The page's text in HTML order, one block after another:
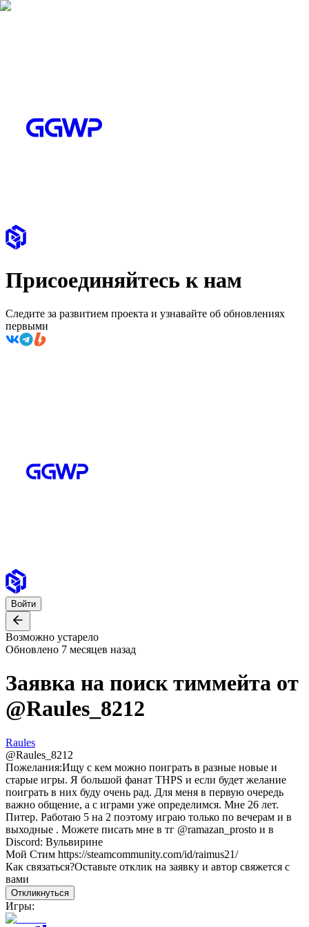
Присоединяйтесь к нам
Следите за развитием проекта и узнавайте об обновлениях
первыми
Войти
Возможно устарело
Обновлено 7 месяцев назад
Заявка на поиск тиммейта от
@Raules_8212
Raules
@Raules_8212
Пожелания:Ищу с кем можно поиграть в разные новые и
старые игры. Я большой фанат THPS и если будет желание
поиграть в них буду очень рад. Для меня в первую очередь
важно общение, а с играми уже определимся. Мне 26 лет.
Питер. Работаю 5 на 2 поэтому играю только по вечерам и в
выходные . Можете писать мне в тг @ramazan_prosto и в
Discord: Вульвирине
Мой Стим https://steamcommunity.com/id/raimus21/
Как связаться?Оставьте отклик на заявку и автор свяжется с
вами
Откликнуться
Игры: